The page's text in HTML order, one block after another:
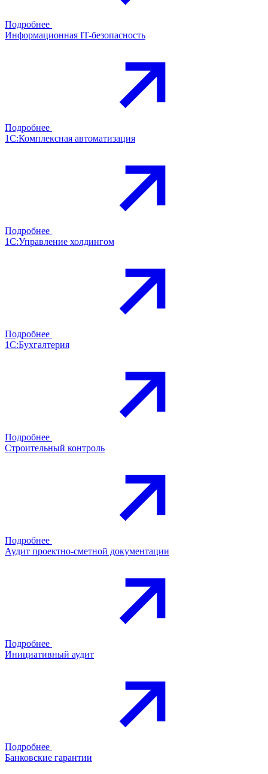
Подробнее
Информационная IT-безопасность
Подробнее
1С:Комплексная автоматизация
Подробнее
1С:Управление холдингом
Подробнее
1С:Бухгалтерия
Подробнее
Строительный контроль
Подробнее
Аудит проектно-сметной документации
Подробнее
Инициативный аудит
Подробнее
Банковские гарантии